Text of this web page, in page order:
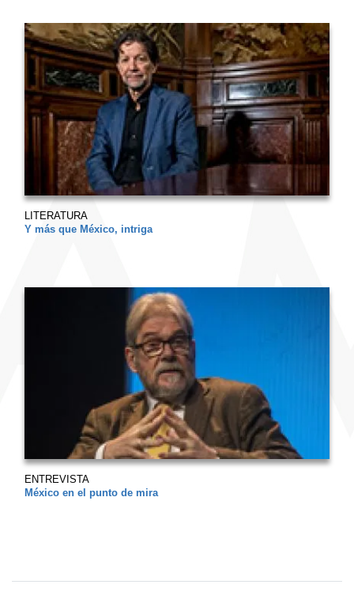
LITERATURA
Y más que México, intriga
ENTREVISTA
México en el punto de mira